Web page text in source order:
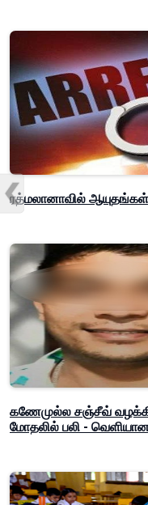
ரத்மலானாவில்
கணேமுல்ல சஞ்சீவ்
மோதலில் பலி -